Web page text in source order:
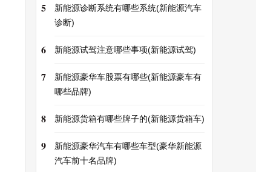
5
新能源诊断系统有哪些系统(新能源汽车
诊断)
6 新能源试驾注意哪些事项(新能源试驾)
7
新能源豪华车股票有哪些(新能源豪车有
哪些品牌)
8 新能源货箱有哪些牌子的(新能源货箱车)
9
新能源豪华汽车有哪些车型(豪华新能源
汽车前十名品牌)